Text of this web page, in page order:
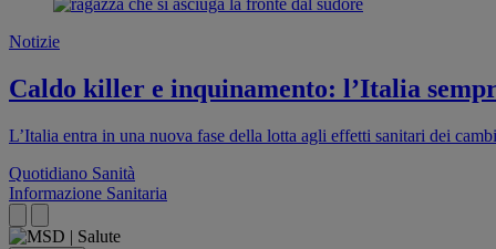
Notizie
Caldo killer e inquinamento: l’Italia
L’Italia entra in una nuova fase della lotta agli effetti sanitari dei
Quotidiano Sanità
Informazione Sanitaria